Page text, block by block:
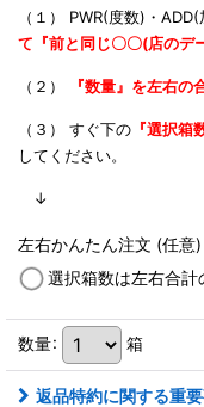
（１） PWR(度数)・
て『前と同じ〇〇(店のデ
（２） 『数量』を左右の
（３） すぐ下の 『選択
してください。
↓
左右かんたん注文 (任意)
選択箱数は左右合計
数量: 箱
返品特約に関する重